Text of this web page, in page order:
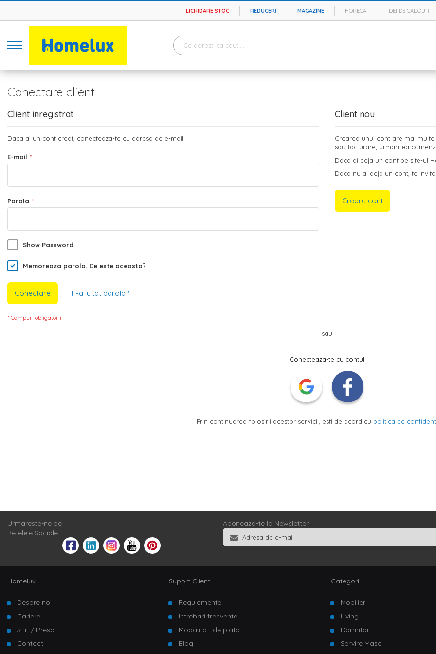
LICHIDARE STOC REDUCERI MAGAZINE HORECA IDEI DE CADOURI
Conectare client
Client inregistrat
Daca ai un cont creat, conecteaza-te cu adresa de e-mail.
E-mail
Parola
Show Password
Memoreaza parola. Ce este aceasta?
Conectare Ti-ai uitat parola?
Client nou
Crearea unui cont are mai
sau facturare, urmarirea
Daca ai deja un cont pe site-ul
Daca nu ai deja un cont, te
Creare cont
sau
Conecteaza-te cu contul
Prin continuarea folosirii acestor servicii, esti de acord cu politica de
Urmareste-ne pe
Retelele Sociale:
Aboneaza-te la Newsletter
Homelux
Despre noi
Cariere
Stiri / Presa
Contact
Suport Clienti
Regulamente
Intrebari frecvente
Modalitati de plata
Blog
Categorii
Mobilier
Living
Dormitor
Servire Masa